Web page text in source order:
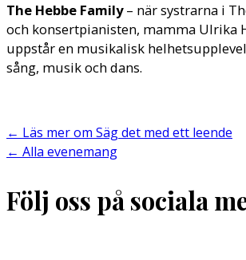
The Hebbe Family– när systrarna i
och konsertpianisten, mamma Ulrika
uppstår en musikalisk
sång, musik och dans.
← Läs mer om Säg det med ett leende
← Alla evenemang
Följ oss på sociala